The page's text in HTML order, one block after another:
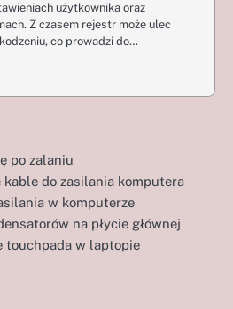
użytkownika oraz
Z czasem rejestr może ulec
co prowadzi do…
po zalaniu
kable do zasilania komputera
w komputerze
na płycie głównej
touchpada w laptopie